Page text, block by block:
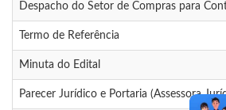
Despacho do Setor de Compras para
Termo de Referência
Minuta do Edital
Parecer Jurídico e Portaria (Assessora